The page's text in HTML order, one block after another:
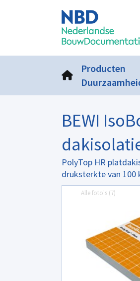
Producten
BEWI
PolyTop HR
druksterkte van 100
Alle foto's (7)